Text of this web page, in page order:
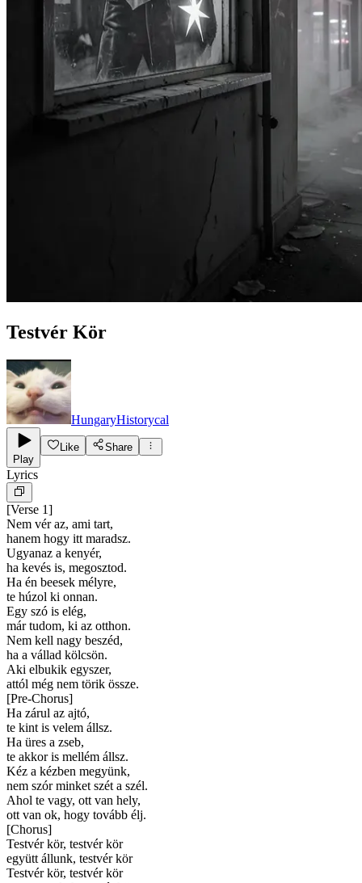
Testvér Kör
HungaryHistorycal
Play
Like Share
Lyrics
[Verse 1]
Nem vér az, ami tart,
hanem hogy itt maradsz.
Ugyanaz a kenyér,
ha kevés is, megosztod.
Ha én beesek mélyre,
te húzol ki onnan.
Egy szó is elég,
már tudom, ki az otthon.
Nem kell nagy beszéd,
ha a vállad kölcsön.
Aki elbukik egyszer,
attól még nem törik össze.
[Pre-Chorus]
Ha zárul az ajtó,
te kint is velem állsz.
Ha üres a zseb,
te akkor is mellém állsz.
Kéz a kézben megyünk,
nem szór minket szét a szél.
Ahol te vagy, ott van hely,
ott van ok, hogy tovább élj.
[Chorus]
Testvér kör, testvér kör
együtt állunk, testvér kör
Testvér kör, testvér kör